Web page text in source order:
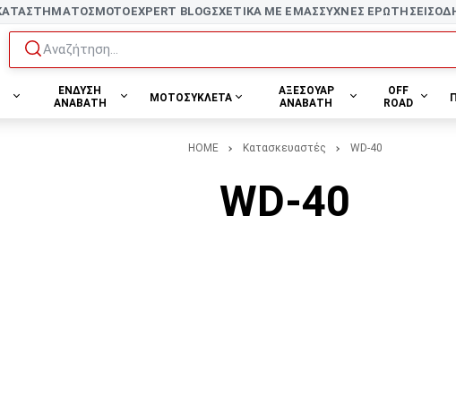
MOTOEXPERT BLOGΣΧΕΤΙΚΑ ΜΕ ΕΜΑΣΣΥΧΝΕΣ ΕΡΩΤΗΣΕΙΣ
Αναζήτηση...
ΕΝΔΥΣΗ
ΑΝΑΒΑΤΗ
ΜΟΤΟΣΥΚΛΕΤΑ
ΑΞΕΣΟΥΑΡ
ΑΝΑΒΑΤΗ
OFF
ROAD
HOME Κατασκευαστές WD-40
WD-40